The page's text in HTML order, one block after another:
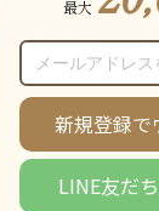
AXISU アクシス
オフィスチェア
¥39,290